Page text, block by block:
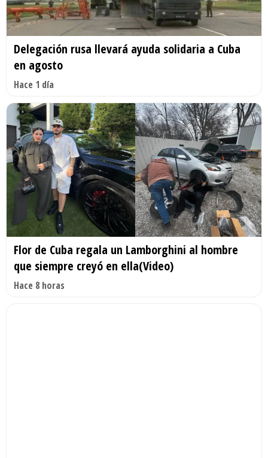
Delegación rusa llevará ayuda solidaria a Cuba
en agosto
Hace 1 día
Flor de Cuba regala un Lamborghini al hombre
que siempre creyó en ella(Video)
Hace 8 horas